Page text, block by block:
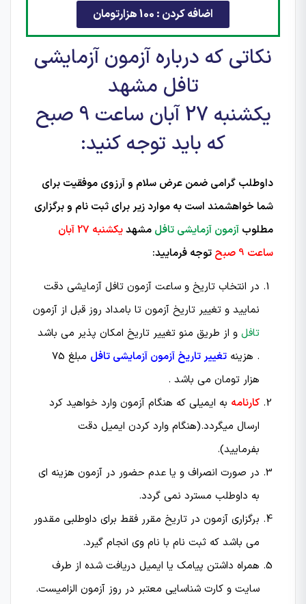
اضافه کردن : 100 هزارتومان
نکاتی که درباره آزمون آزمایشی
تافل مشهد
یکشنبه 27 آبان ساعت 9 صبح
که باید توجه کنید:
داوطلب گرامی ضمن عرض سلام و آرزوی موفقیت برای
شما خواهشمند است به موارد زیر برای ثبت نام و برگزاری
مطلوب آزمون آزمایشی تافل مشهد
یکشنبه 27 آبان
ساعت 9 صبح
توجه فرمایید:
در انتخاب تاریخ و ساعت آزمون تافل آزمایشی دقت
نمایید و تغییر تاریخ آزمون تا بامداد روز قبل از آزمون
تافلو از طریق منو تغییر تاریخ امکان پذیر می باشد
. هزینه تغییر تاریخ آزمون آزمایشی تافل
مبلغ 75
هزار تومان می باشد .
کارنامه به ایمیلی که هنگام آزمون وارد خواهید کرد
ارسال میگردد.(هنگام وارد کردن ایمیل دقت
بفرمایید).
در صورت انصراف و یا عدم حضور در آزمون هزینه ای
به داوطلب مسترد نمی گردد.
برگزاری آزمون در تاریخ مقرر فقط برای داوطلبی مقدور
می باشد که ثبت نام با نام وی انجام گیرد.
همراه داشتن پیامک یا ایمیل دریافت شده از طرف
سایت و کارت شناسایی معتبر در روز آزمون الزامیست.